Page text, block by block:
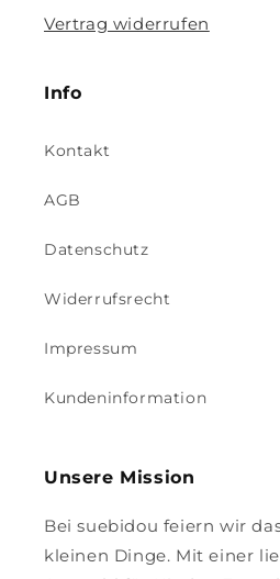
Vertrag widerrufen
Info
Kontakt
AGB
Datenschutz
Widerrufsrecht
Impressum
Kundeninformation
Unsere Mission
Bei suebidou feiern wir
kleinen Dinge. Mit einer